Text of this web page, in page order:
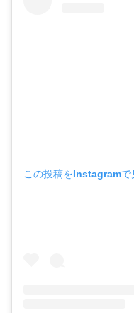
この投稿をInstagramで